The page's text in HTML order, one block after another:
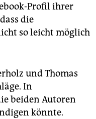
Profil ihrer
die
so leicht möglich
und Thomas
In
beiden Autoren
könnte.